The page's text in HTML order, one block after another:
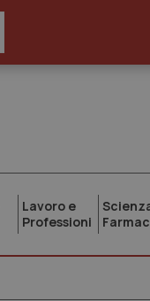
Lavoro e
Professioni